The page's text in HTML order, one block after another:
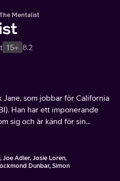
Mentalist
15+ 8.2
Jane, som jobbar för California
Han har ett imponerande
sig och är känd för sin
Joe Adler, Josie Loren,
Dunbar, Simon